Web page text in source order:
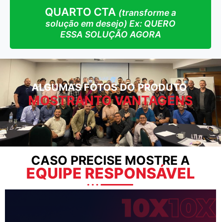
QUARTO CTA (transforme a
solução em desejo) Ex: QUERO
ESSA SOLUÇÃO AGORA
ALGUMAS FOTOS DO PRODUTO
MOSTRANTO VANTAGENS
CASO PRECISE MOSTRE A
EQUIPE RESPONSÁVEL